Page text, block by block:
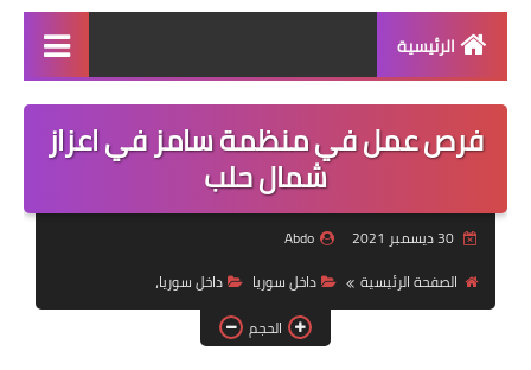
الرئيسية
القائمة
مناقصات
فرص عمل داخل سوريا
فرص عمل في العراق
فرص عمل في اليمن
فرص عمل في منظمة سامز في اعزاز
شمال حلب
30 ديسمبر 2021
Abdo
الصفحة الرئيسية
داخل سوريا
داخل سوريا،
الحجم